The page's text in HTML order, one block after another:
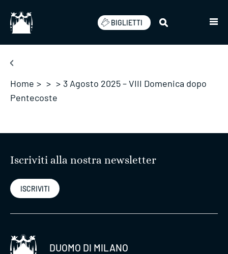
BIGLIETTI
Home > > > 3 Agosto 2025 – VIII Domenica dopo
Pentecoste
Iscriviti alla nostra newsletter
ISCRIVITI
DUOMO DI MILANO